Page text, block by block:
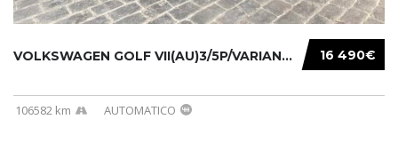
16 490€
VOLKSWAGEN GOLF VII(AU)3/5P/VARIANT(12-16 20...
106582 km AUTOMATICO